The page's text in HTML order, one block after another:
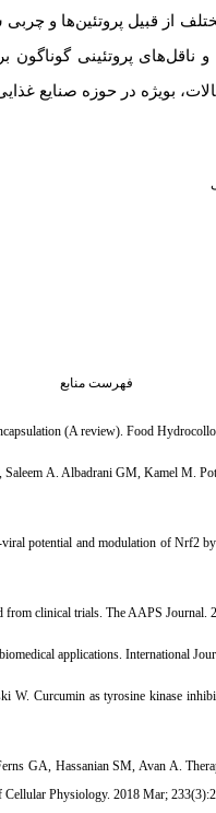
از قبیل پروتئین‌ها و
و ناقل‌های پروتئینی
بویژه در حوزه صنایع
فهرست منابع
(A review). Food
A. Albadrani GM, Kamel M.
potential and modulation of Nrf2
from clinical trials. The AAPS Journal.
applications. International
Curcumin as tyrosine kinase
GA, Hassanian SM, Avan A.
Cellular Physiology. 2018 Mar;